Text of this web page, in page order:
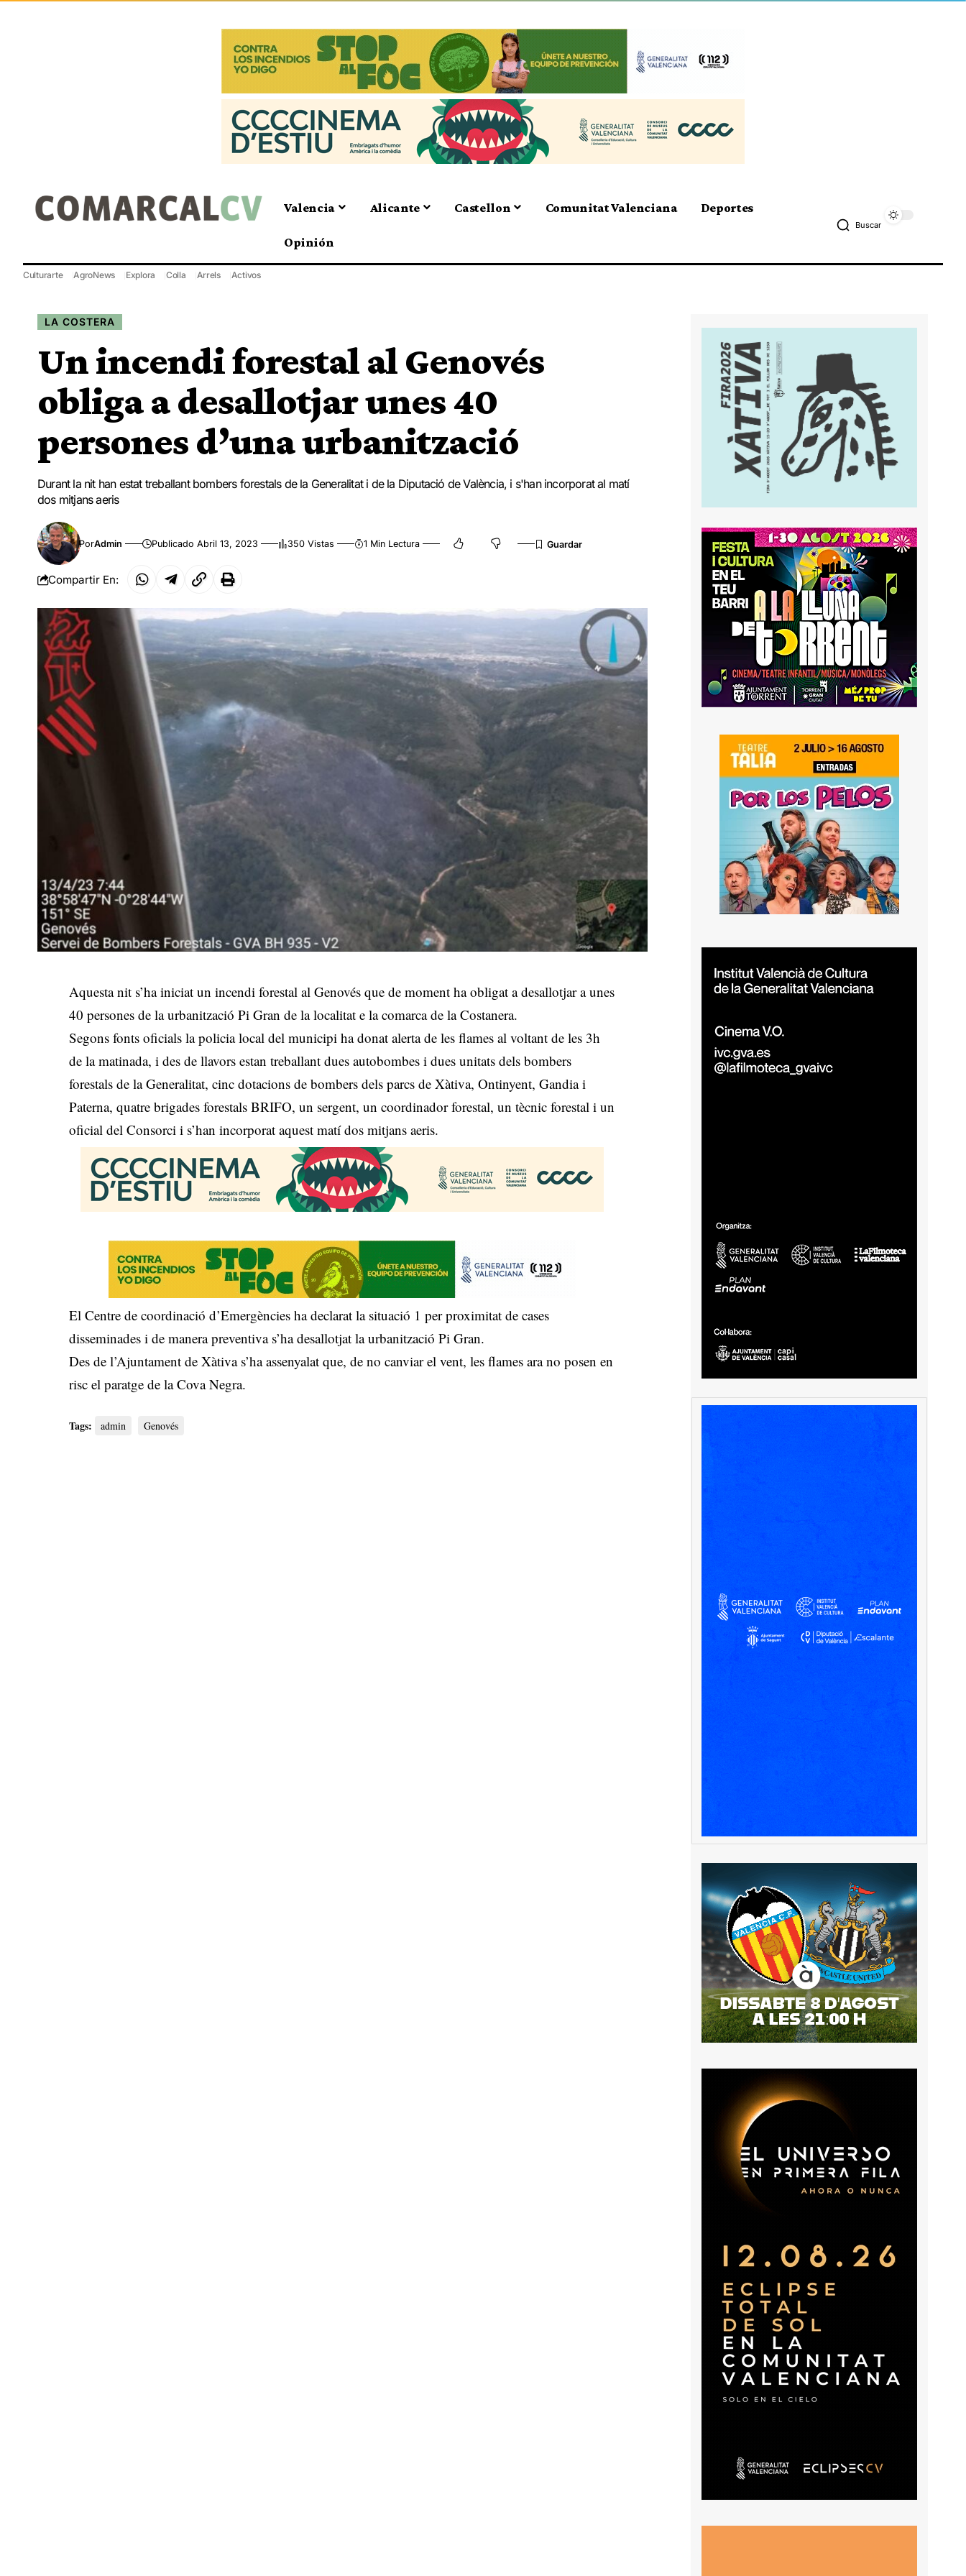
Valencia Alicante Castellon Comunitat Valenciana Deportes
Opinión
Buscar
Culturarte AgroNews Explora Colla Arrels Activos
LA COSTERA
Un incendi forestal al Genovés
obliga a desallotjar unes 40
persones d’una urbanització
Durant la nit han estat treballant bombers forestals de la Generalitat i de la Diputació de València, i s'han incorporat al matí
dos mitjans aeris
PorAdmin Publicado Abril 13, 2023 350 Vistas 1 Min Lectura
Compartir En:
Aquesta nit s’ha iniciat un incendi forestal al Genovés que de moment ha obligat a desallotjar a unes
40 persones de la urbanització Pi Gran de la localitat e la comarca de la Costanera.
Segons fonts oficials la policia local del municipi ha donat alerta de les flames al voltant de les 3h
de la matinada, i des de llavors estan treballant dues autobombes i dues unitats dels bombers
forestals de la Generalitat, cinc dotacions de bombers dels parcs de Xàtiva, Ontinyent, Gandia i
Paterna, quatre brigades forestals BRIFO, un sergent, un coordinador forestal, un tècnic forestal i un
oficial del Consorci i s’han incorporat aquest matí dos mitjans aeris.
El Centre de coordinació d’Emergències ha declarat la situació 1 per proximitat de cases
disseminades i de manera preventiva s’ha desallotjat la urbanització Pi Gran.
Des de l’Ajuntament de Xàtiva s’ha assenyalat que, de no canviar el vent, les flames ara no posen en
risc el paratge de la Cova Negra.
Tags: admin Genovés